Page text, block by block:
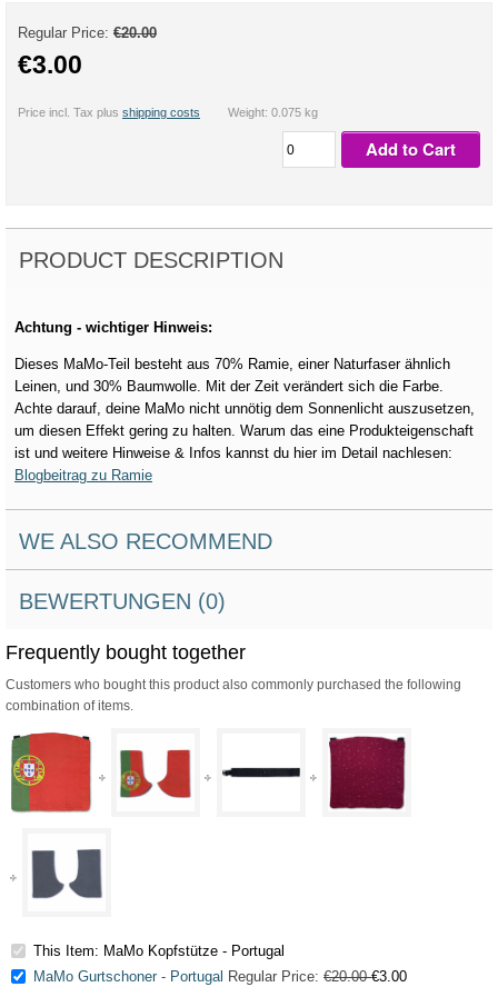
Regular Price: €20.00
€3.00
Price incl. Tax plus shipping costs Weight: 0.075 kg
Add to Cart
PRODUCT DESCRIPTION
Achtung - wichtiger Hinweis:
Dieses MaMo-Teil besteht aus 70% Ramie, einer Naturfaser ähnlich
Leinen, und 30% Baumwolle. Mit der Zeit verändert sich die Farbe.
Achte darauf, deine MaMo nicht unnötig dem Sonnenlicht auszusetzen,
um diesen Effekt gering zu halten. Warum das eine Produkteigenschaft
ist und weitere Hinweise & Infos kannst du hier im Detail nachlesen:
Blogbeitrag zu Ramie
WE ALSO RECOMMEND
BEWERTUNGEN (0)
Frequently bought together
Customers who bought this product also commonly purchased the following
combination of items.
This Item: MaMo Kopfstütze - Portugal
MaMo Gurtschoner - Portugal Regular Price: €20.00€3.00